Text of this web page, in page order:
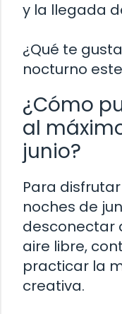
y la llegada
¿Qué te
nocturno
¿Cómo
al
junio?
Para
noches de
desconectar
aire libre,
practicar la
creativa.